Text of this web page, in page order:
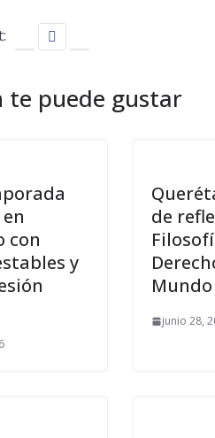
te puede gustar
con
y
de
junio 28,